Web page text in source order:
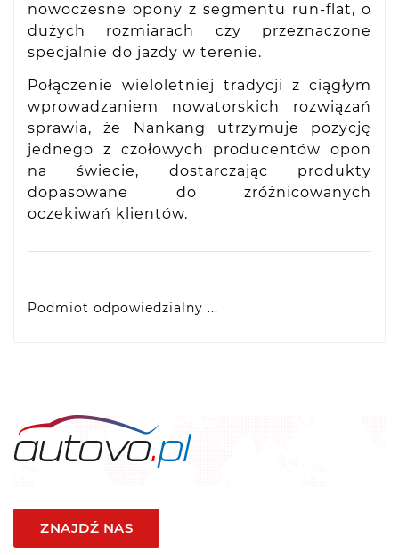
nowoczesne opony z segmentu run-flat, o
dużych rozmiarach czy przeznaczone
specjalnie do jazdy w terenie.
Połączenie wieloletniej tradycji z ciągłym
wprowadzaniem nowatorskich rozwiązań
sprawia, że Nankang utrzymuje pozycję
jednego z czołowych producentów opon
na świecie, dostarczając produkty
dopasowane do zróżnicowanych
oczekiwań klientów.
Podmiot odpowiedzialny ...
ZNAJDŹ NAS